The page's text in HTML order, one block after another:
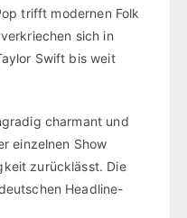
trifft modernen Folk
sich in
Swift bis weit
charmant und
einzelnen Show
zurücklässt. Die
Headline-